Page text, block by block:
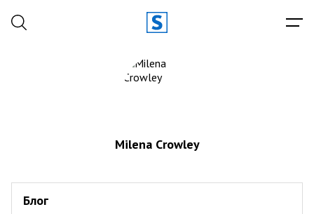
Milena Crowley
Блог